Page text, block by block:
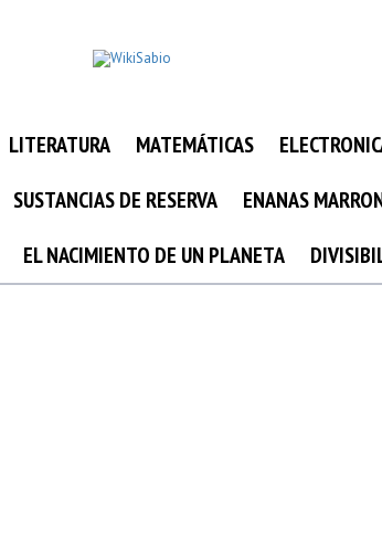
LITERATURA MATEMÁTICAS
SUSTANCIAS DE RESERVA
ENANAS
EL NACIMIENTO DE UN PLANETA